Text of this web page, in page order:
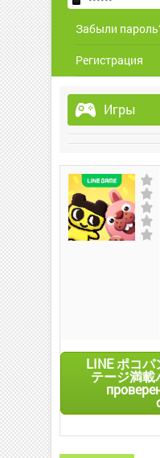
Забыли
Регистрация
Игры
LINE ポコ
テージ満